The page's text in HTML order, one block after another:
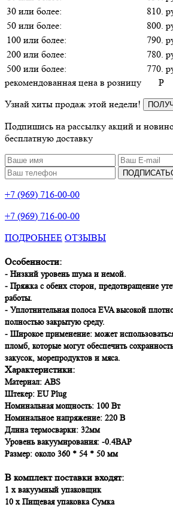
30 или более:
810.
50 или более:
800.
100 или более:
790.
200 или более:
780.
500 или более:
770.
рекомендованная цена в розницу
P
Узнай хиты продаж этой недели!
Подпишись на рассылку акций и
бесплатную доставку
+7 (969) 716-00-00
+7 (969) 716-00-00
ПОДРОБНЕЕ ОТЗЫВЫ
Особенности:
- Низкий уровень шума и немой.
- Пряжка с обеих сторон, предотвращение
работы.
- Уплотнительная полоса EVA высокой
полностью закрытую среду.
- Широкое применение: может
пломб, которые могут обеспечить
закусок, морепродуктов и мяса.
Характеристики:
Материал: ABS
Штекер: EU Plug
Номинальная мощность: 100 Вт
Номинальное напряжение: 220 В
Длина термосварки: 32мм
Уровень вакуумирования: -0.4BAP
Размер: около 360 * 54 * 50 мм
В комплект поставки входят:
1 х вакуумный упаковщик
10 х Пищевая упаковка Сумка